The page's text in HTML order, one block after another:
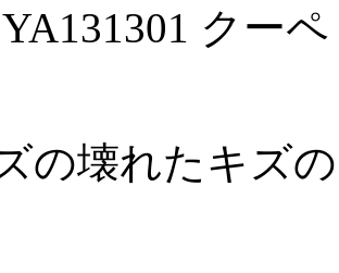
クー
の壊れたキズ